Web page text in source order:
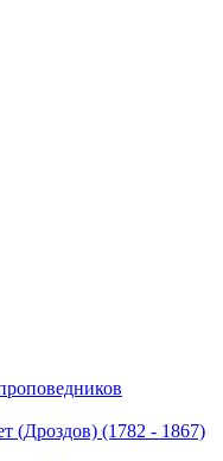
(Дроздов) (1782 - 1867)